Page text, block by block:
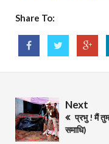
Share To:
Next
प्रभु ! मैं
समाधि)